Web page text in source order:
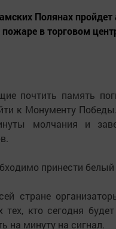
Полянах
в торговом
почтить память
к Монументу
молчания и
принести
стране
тех, кто сегодня
на минуту на сигнал.